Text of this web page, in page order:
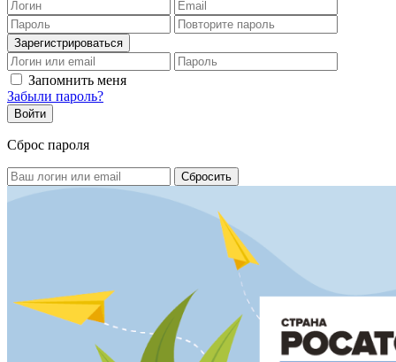
Запомнить меня
Забыли пароль?
Сброс пароля